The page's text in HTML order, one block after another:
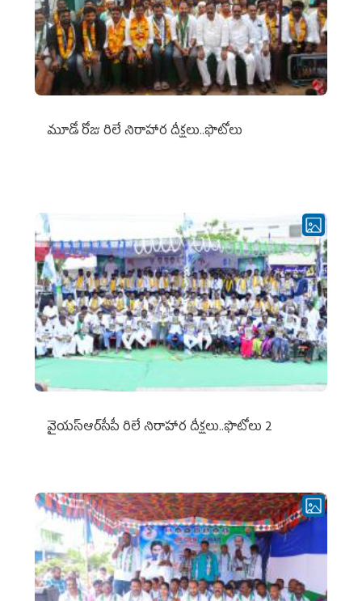
మూడో రోజు రిలే నిరాహార దీక్షలు..ఫొటోలు
వైయ‌స్ఆర్‌సీపీ రిలే నిరాహార దీక్షలు..ఫొటోలు 2